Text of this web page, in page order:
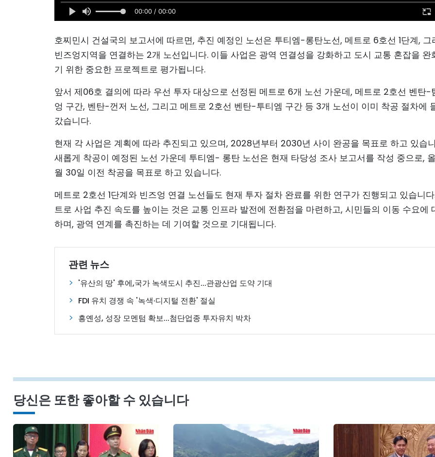
00:00 / 00:00
호찌민시 건설국의 보고서에 따르면, 추진 예정인 노선은 투티엠-롱탄노선, 메트로 6호선 1단계, 그
빈즈엉지역을 연결하는 2개 노선입니다. 이들 사업은 광역 연결성을 강화하고 도시 교통 혼잡을 완
기 위한 중요한 프로젝트로 평가됩니다.
앞서 제06호 결의에 따라 우선 투자 대상으로 선정된 메트로 6개 노선 가운데, 메트로 2호선 벤탄-
엉 구간, 벤탄-껀저 노선, 그리고 메트로 2호선 벤탄-투티엠 구간 등 3개 노선이 이미 착공 절차에
갔습니다.
현재 각 사업은 계획에 따라 추진되고 있으며, 2028년부터 2030년 사이 완공을 목표로 하고 있습
새롭게 착공이 예정된 노선 가운데 투티엠- 롱탄 노선은 현재 타당성 조사 보고서를 작성 중으로,
월 30일 이전 착공을 목표로 하고 있습니다.
메트로 2호선 1단계와 빈즈엉 연결 노선들도 현재 투자 절차 완료를 위한 연구가 진행되고 있습니다
트로 사업 추진 속도를 높이는 것은 교통 인프라 발전에 전환점을 마련하고, 시민들의 이동 수요에
하며, 광역 연계를 촉진하는 데 기여할 것으로 기대됩니다.
관련 뉴스
'유산의 땅' 후에,국가 녹색도시 추진...관광산업 도약 기대
FDI 유치 경쟁 속 '녹색·디지털 전환' 절실
흥옌성, 성장 모멘텀 확보...첨단업종 투자유치 박차
당신은 또한 좋아할 수 있습니다